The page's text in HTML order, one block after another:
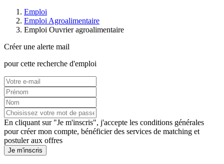
Emploi
Emploi Agroalimentaire
Emploi Ouvrier agroalimentaire
Créer une alerte mail
pour cette recherche d'emploi
En cliquant sur "Je m'inscris", j'accepte les conditions générales
pour créer mon compte, bénéficier des services de matching et
postuler aux offres
Je m'inscris